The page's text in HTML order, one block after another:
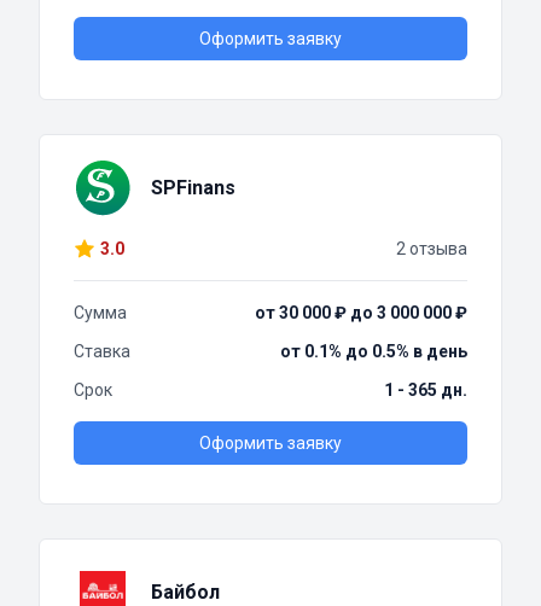
Оформить заявку
SPFinans
3.0 2 отзыва
Сумма
от 30 000 ₽ до 3 000 000 ₽
Ставка
от 0.1% до 0.5% в день
Срок
1 - 365 дн.
Оформить заявку
Байбол